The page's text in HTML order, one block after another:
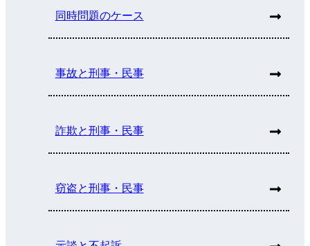
同時問題のケース
事故と刑事・民事
詐欺と刑事・民事
窃盗と刑事・民事